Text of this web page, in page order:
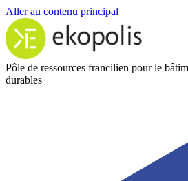
Aller au contenu principal
Pôle de ressources francilien pour le
durables